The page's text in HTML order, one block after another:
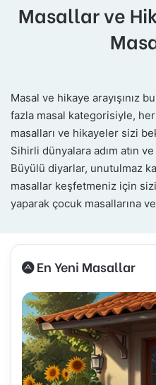
Masallar ve
Masal ve hikaye arayışınız
fazla masal kategorisiyle,
masalları ve hikayeler sizi
Sihirli dünyalara adım atın
Büyülü diyarlar, unutulmaz
masallar keşfetmeniz için
yaparak çocuk masallarına
En Yeni Masallar